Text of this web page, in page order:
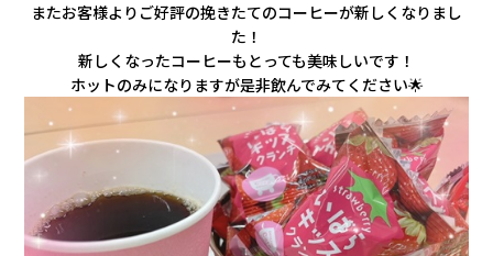
またお客様よりご好評の挽きたてのコーヒーが新しくなりまし
た！
新しくなったコーヒーもとっても美味しいです！
ホットのみになりますが是非飲んでみてください🌟